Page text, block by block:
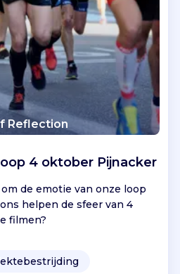
Reflection
4 oktober Pijnacker
de emotie van onze loop
helpen de sfeer van 4
filmen?